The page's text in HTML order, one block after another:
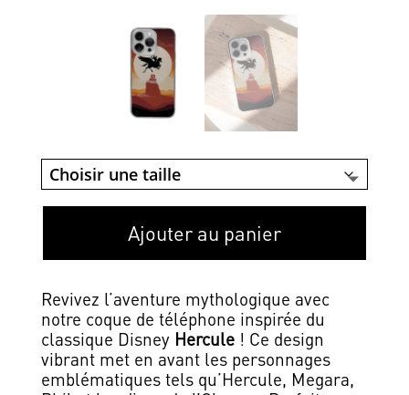
Ajouter au panier
Revivez l’aventure mythologique avec
notre coque de téléphone inspirée du
classique Disney Hercule! Ce design
vibrant met en avant les personnages
emblématiques tels qu’Hercule, Megara,